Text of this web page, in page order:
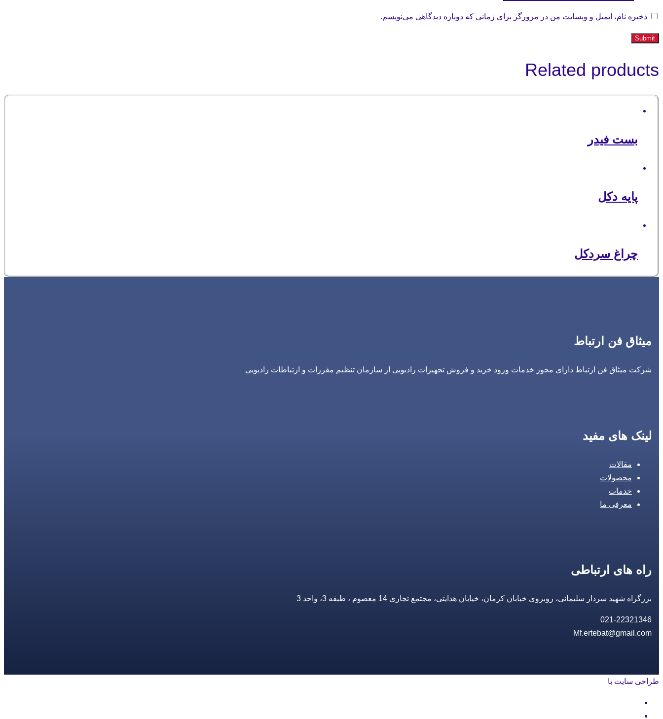
ذخیره نام، ایمیل و وبسایت من در مرورگر برای زمانی که دوباره دیدگاهی می‌نویسم.
Related products
بست فیدر
پایه دکل
چراغ سردکل
میثاق فن ارتباط
شرکت میثاق فن ارتباط دارای مجوز خدمات ورود خرید و فروش تجهیزات رادیویی از سازمان تنظیم مقررات و ارتباطات رادیویی
لینک های مفید
مقالات
محصولات
خدمات
معرفی ما
راه های ارتباطی
بزرگراه شهید سردار سلیمانی، روبروی خیابان کرمان، خیابان هدایتی، مجتمع تجاری 14 معصوم ، طبقه 3، واحد 3
021-22321346
Mf.ertebat@gmail.com
طراحی سایت با